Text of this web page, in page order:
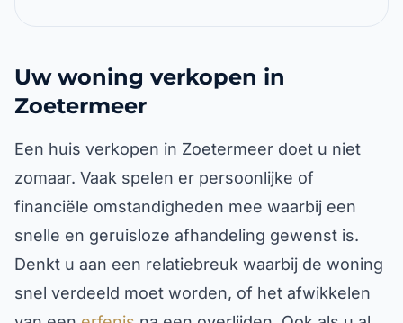
Uw woning verkopen in
Zoetermeer
Een huis verkopen in Zoetermeer doet u niet
zomaar. Vaak spelen er persoonlijke of
financiële omstandigheden mee waarbij een
snelle en geruisloze afhandeling gewenst is.
Denkt u aan een relatiebreuk waarbij de woning
snel verdeeld moet worden, of het afwikkelen